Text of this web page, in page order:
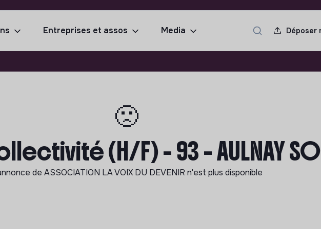
Entreprises et assos Media Déposer
🙁
(H/F) - 93 - AULNAY
de ASSOCIATION LA VOIX DU DEVENIR n'est plus disponible